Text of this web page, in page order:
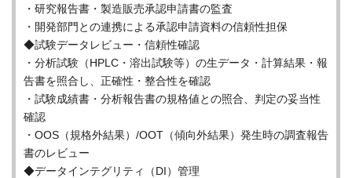
・研究報告書・製造販売承認申請書の監査
・開発部門との連携による承認申請資料の信頼性担保
◆試験データレビュー・信頼性確認
・分析試験（HPLC・溶出試験等）の生データ・計算結果・報
告書を照合し、正確性・整合性を確認
・試験成績書・分析報告書の規格値との照合、判定の妥当性
確認
・OOS（規格外結果）/OOT（傾向外結果）発生時の調査報告
書のレビュー
◆データインテグリティ（DI）管理